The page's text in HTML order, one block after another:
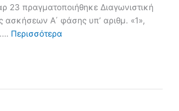
23 πραγματοποιήθηκε Διαγωνιστική
ασκήσεων Α΄ φάσης υπ’ αριθμ. «1»,
Περισσότερα